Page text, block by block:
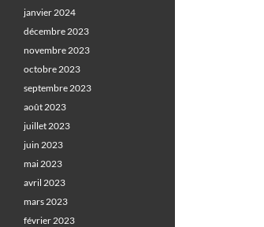
janvier 2024
décembre 2023
novembre 2023
octobre 2023
septembre 2023
août 2023
juillet 2023
juin 2023
mai 2023
avril 2023
mars 2023
février 2023